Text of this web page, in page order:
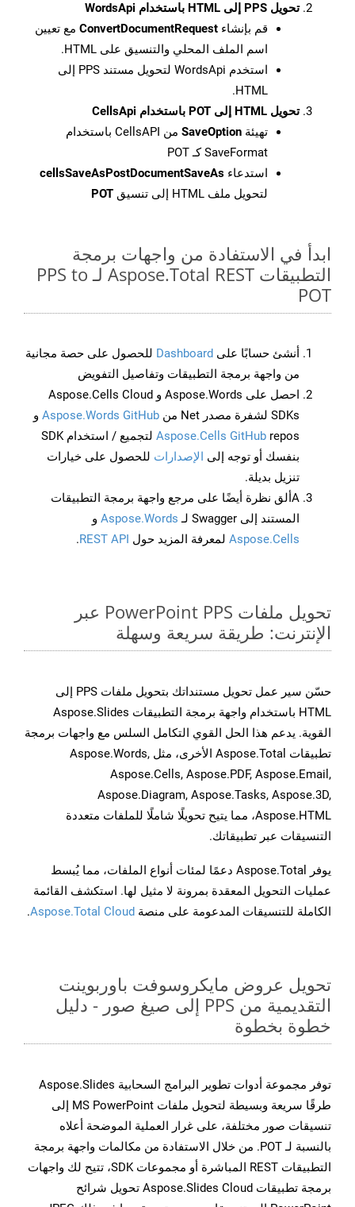
تحويل PPS إلى HTML باستخدام WordsApi
قم بإنشاء ConvertDocumentRequest مع تعيين
اسم الملف المحلي والتنسيق على HTML.
استخدم WordsApi لتحويل مستند PPS إلى
HTML.
تحويل HTML إلى POT باستخدام CellsApi
تهيئة SaveOption
من CellsAPI باستخدام
SaveFormat كـ POT
استدعاء cellsSaveAsPostDocumentSaveAs
لتحويل ملف HTML إلى تنسيق
POT
ابدأ في الاستفادة من واجهات برمجة
التطبيقات Aspose.Total REST لـ PPS to
POT
أنشئ حسابًا على Dashboard للحصول على حصة مجانية
من واجهة برمجة التطبيقات وتفاصيل التفويض
احصل على Aspose.Words و Aspose.Cells Cloud
SDKs لشفرة مصدر Net من
Aspose.Words GitHub و
Aspose.Cells GitHub
repos لتجميع / استخدام SDK
بنفسك أو توجه إلى الإصدارات للحصول على خيارات
تنزيل بديلة.
Aألق نظرة أيضًا على مرجع واجهة برمجة التطبيقات
المستند إلى Swagger لـ
Aspose.Words و
Aspose.Cells لمعرفة المزيد حول REST API
.
تحويل ملفات PowerPoint PPS عبر
الإنترنت: طريقة سريعة وسهلة
حسّن سير عمل تحويل مستنداتك بتحويل ملفات PPS إلى
HTML باستخدام واجهة برمجة التطبيقات Aspose.Slides
القوية. يدعم هذا الحل القوي التكامل السلس مع واجهات برمجة
تطبيقات Aspose.Total الأخرى، مثل Aspose.Words,
Aspose.Cells, Aspose.PDF, Aspose.Email,
Aspose.Diagram, Aspose.Tasks, Aspose.3D,
Aspose.HTML، مما يتيح تحويلًا شاملًا للملفات متعددة
التنسيقات عبر تطبيقاتك.
يوفر Aspose.Total دعمًا لمئات أنواع الملفات، مما يُبسط
عمليات التحويل المعقدة بمرونة لا مثيل لها. استكشف القائمة
الكاملة للتنسيقات المدعومة على منصة Aspose.Total Cloud
.
تحويل عروض مايكروسوفت باوربوينت
التقديمية من PPS إلى صيغ صور - دليل
خطوة بخطوة
توفر مجموعة أدوات تطوير البرامج السحابية Aspose.Slides
طرقًا سريعة وبسيطة لتحويل ملفات MS PowerPoint إلى
تنسيقات صور مختلفة، على غرار العملية الموضحة أعلاه
بالنسبة لـ POT. من خلال الاستفادة من مكالمات واجهة برمجة
التطبيقات REST المباشرة أو مجموعات SDK، تتيح لك واجهات
برمجة تطبيقات Aspose.Slides Cloud تحويل شرائح